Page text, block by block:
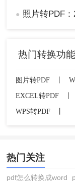
● 照片转PDF：2
热门转换功能
图片转PDF
EXCEL转PDF
WPS转PDF
热门关注
pdf怎么转换成word